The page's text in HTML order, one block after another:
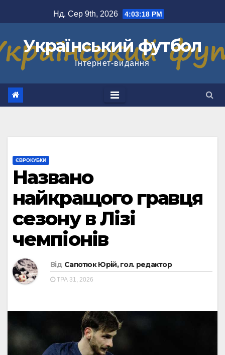
до
Нд. Сер 9th, 2026 4:03:18 PM
Український футбол
Інтернет-видання
ЄВРОКУБКИ
Названо
найкращого гравця
сезону в Лізі
чемпіонів
Від Сапотюк Юрій, гол. редактор
ТРА 31, 2026